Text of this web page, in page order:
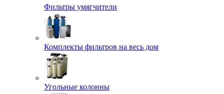
Фильтры умягчители
Комплекты фильтров на весь дом
Угольные колонны